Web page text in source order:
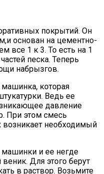
покрытий. Он
основан на цементно-
все 1 к 3. То есть на 1
песка. Теперь
набрызгов.
машинка, которая
Ведь ее
давление
При этом смесь
возникает необходимый
машинки и ее негде
веник. Для этого берут
в раствор. Возьмите